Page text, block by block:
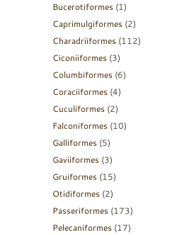
Bucerotiformes (1)
Caprimulgiformes (2)
Charadriiformes (112)
Ciconiiformes (3)
Columbiformes (6)
Coraciiformes (4)
Cuculiformes (2)
Falconiformes (10)
Galliformes (5)
Gaviiformes (3)
Gruiformes (15)
Otidiformes (2)
Passeriformes (173)
Pelecaniformes (17)